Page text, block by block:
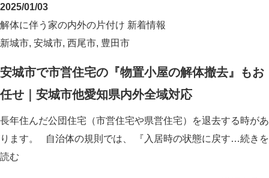
2025/01/03
解体に伴う家の内外の片付け 新着情報
新城市, 安城市, 西尾市, 豊田市
安城市で市営住宅の『物置小屋の解体撤去』もお
任せ｜安城市他愛知県内外全域対応
長年住んだ公団住宅（市営住宅や県営住宅）を退去する時があ
ります。 自治体の規則では、 『入居時の状態に戻す…続きを
読む